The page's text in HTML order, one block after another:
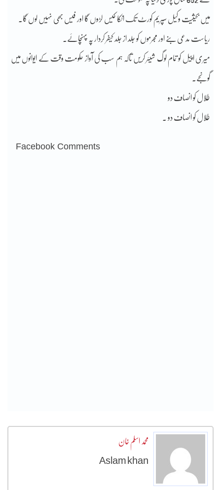
میں بحیثیت وکیل سپریم کورٹ تک انکا کیس لڑوں گا اور فیس بھی نہیں لوں گا۔
ریاست مدعی بنے اور مجرموں کو جلد از جلد کیفر کردار پہ پہنچائے۔
میری اپیل کو تمام لوگ شیئر کریں تاکہ ہم سب کی آواز حکومت وقت کے ایوانوں میں
گونجے۔
طلال کو انصاف دو
طلال کو انصاف دو ۔
Facebook Comments
محمد اسلم خان
Aslam khan